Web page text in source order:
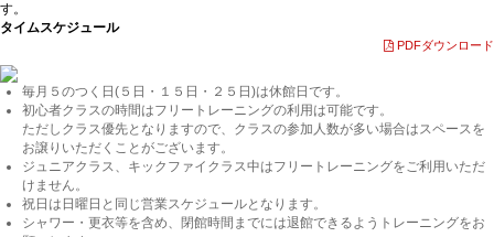
す。
タイムスケジュール
PDFダウンロード
毎月５のつく日(５日・１５日・２５日)は休館日です。
初心者クラスの時間はフリートレーニングの利用は可能です。
ただしクラス優先となりますので、クラスの参加人数が多い場合はスペースを
お譲りいただくことがございます。
ジュニアクラス、キックファイクラス中はフリートレーニングをご利用いただ
けません。
祝日は日曜日と同じ営業スケジュールとなります。
シャワー・更衣等を含め、閉館時間までには退館できるようトレーニングをお